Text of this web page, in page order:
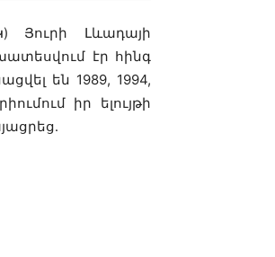
Յուրի Լևադայի
էր հինգ
են 1989, 1994,
իր ելույթի